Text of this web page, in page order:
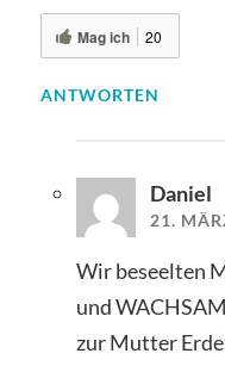
Mag ich 20
ANTWORTEN
Daniel
21.
Wir beseelten
und
zur Mutter Erde